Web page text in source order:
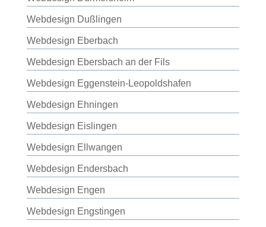
Webdesign Dußlingen
Webdesign Eberbach
Webdesign Ebersbach an der Fils
Webdesign Eggenstein-Leopoldshafen
Webdesign Ehningen
Webdesign Eislingen
Webdesign Ellwangen
Webdesign Endersbach
Webdesign Engen
Webdesign Engstingen